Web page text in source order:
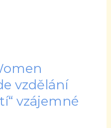
vzdělání
vzájemné